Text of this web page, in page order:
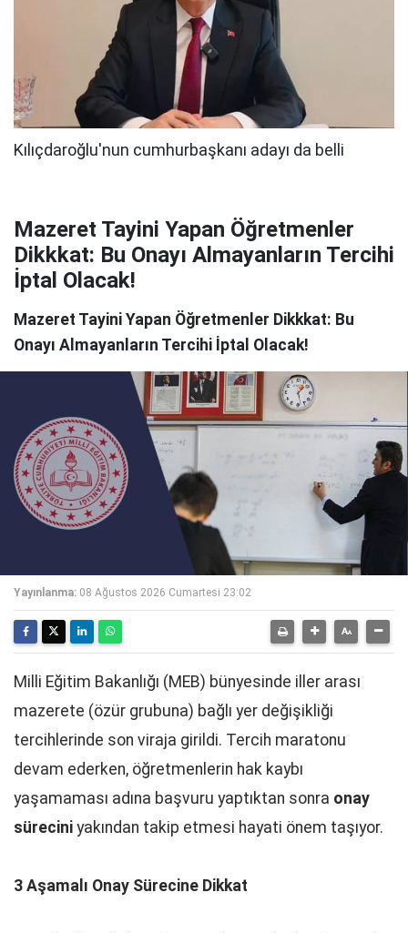
Mazeret Tayini Yapan Öğretmenler
Dikkkat: Bu Onayı Almayanların Tercihi
İptal Olacak!
Mazeret Tayini Yapan Öğretmenler Dikkkat: Bu
Onayı Almayanların Tercihi İptal Olacak!
Yayınlanma: 08 Ağustos 2026 Cumartesi 23:02
Milli Eğitim Bakanlığı (MEB) bünyesinde iller arası
mazerete (özür grubuna) bağlı yer değişikliği
tercihlerinde son viraja girildi. Tercih maratonu
devam ederken, öğretmenlerin hak kaybı
yaşamaması adına başvuru yaptıktan sonra onay
sürecini yakından takip etmesi hayati önem taşıyor.
3 Aşamalı Onay Sürecine Dikkat